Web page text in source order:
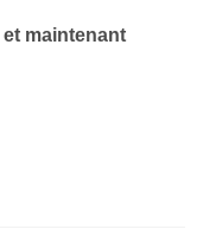
et maintenant